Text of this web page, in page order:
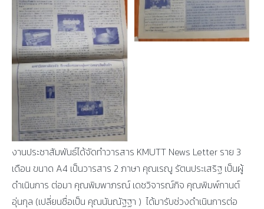
งานประชาสัมพันธ์ได้จัดทำวารสาร KMUTT News Letter ราย 3
เดือน ขนาด A4 เป็นวารสาร 2 ภาษา คุณเรณู รัตนประเสริฐ เป็นผู้
ดำเนินการ ต่อมา คุณพิมพาภรณ์ เดชวิจารณ์กิจ คุณพิมพ์กานต์
อุ่นกุล (เปลี่ยนชื่อเป็น คุณนันณัฐฐา ) ได้มารับช่วงดำเนินการต่อ